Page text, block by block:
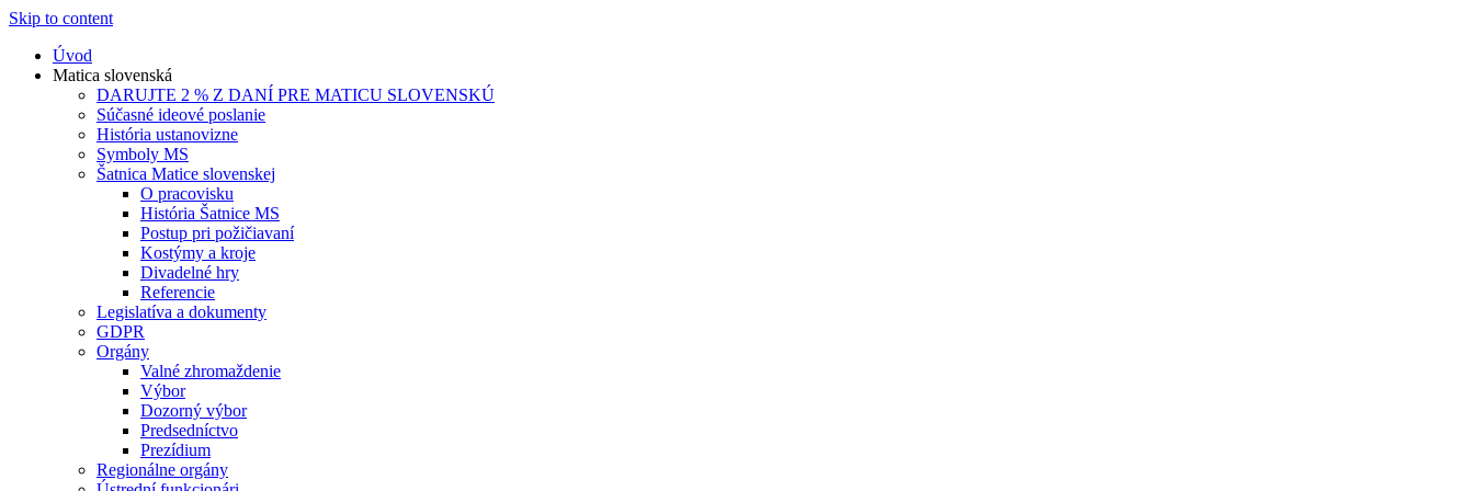
Skip to content
Úvod
Matica slovenská
DARUJTE 2 % Z DANÍ PRE MATICU SLOVENSKÚ
Súčasné ideové poslanie
História ustanovizne
Symboly MS
Šatnica Matice slovenskej
O pracovisku
História Šatnice MS
Postup pri požičiavaní
Kostýmy a kroje
Divadelné hry
Referencie
Legislatíva a dokumenty
GDPR
Orgány
Valné zhromaždenie
Výbor
Dozorný výbor
Predsedníctvo
Prezídium
Regionálne orgány